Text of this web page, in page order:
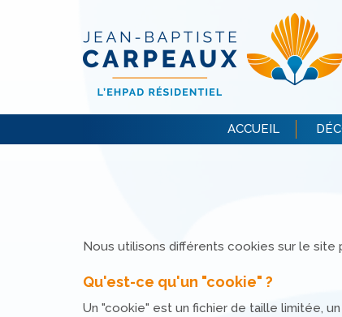
ACCUEIL
Nous utilisons différents cookies sur le site
Qu'est-ce qu'un "cookie" ?
Un "cookie" est un fichier de taille limitée,